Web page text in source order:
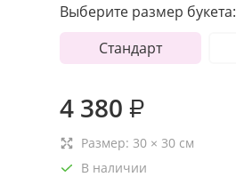
Выберите размер букета:
Стандарт
4 380 ₽
Размер: 30 × 30 см
В наличии